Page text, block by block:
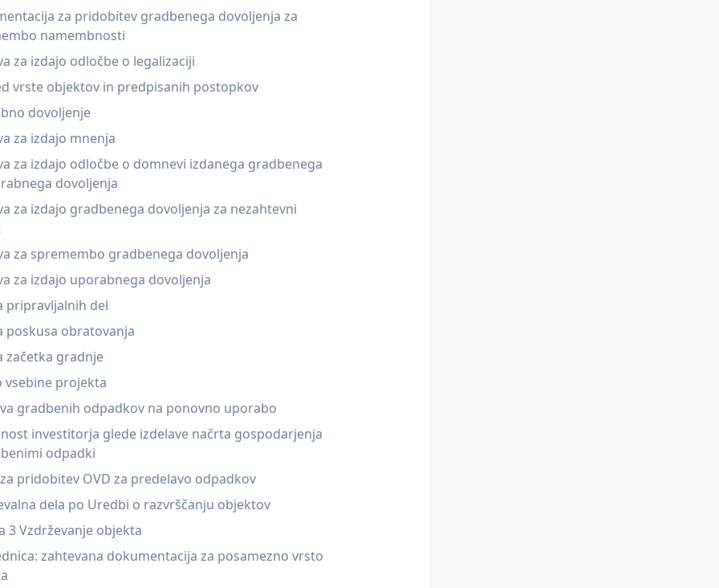
za pridobitev gradbenega dovoljenja za
namembnosti
za izdajo odločbe o legalizaciji
vrste objektov in predpisanih postopkov
dovoljenje
za izdajo mnenja
za izdajo odločbe o domnevi izdanega gradbenega
dovoljenja
za izdajo gradbenega dovoljenja za nezahtevni
za spremembo gradbenega dovoljenja
za izdajo uporabnega dovoljenja
pripravljalnih del
poskusa obratovanja
začetka gradnje
vsebine projekta
gradbenih odpadkov na ponovno uporabo
investitorja glede izdelave načrta gospodarjenja
odpadki
pridobitev OVD za predelavo odpadkov
dela po Uredbi o razvrščanju objektov
3 Vzdrževanje objekta
zahtevana dokumentacija za posamezno vrsto